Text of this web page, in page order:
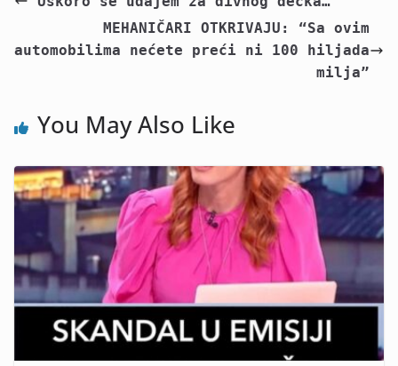
MEHANIČARI OTKRIVAJU: “Sa ovim
automobilima nećete preći ni 100 hiljada
milja”
You May Also Like